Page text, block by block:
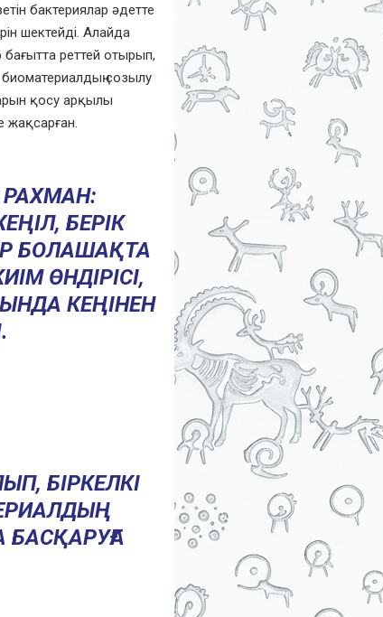
бактериялар әдетте
шектейді. Алайда
бағытта реттей отырып,
созылу
қосу арқылы
жақсарған.
БЕРІК
БОЛАШАҚТА
ӨНДІРІСІ,
КЕҢІНЕН
БІРКЕЛКІ